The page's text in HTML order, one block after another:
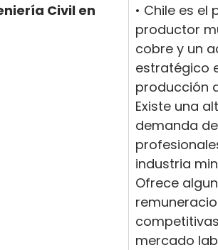
Civil en
• Chile es el
productor
cobre y un
estratégico
producción
Existe una
demanda de
industria
Ofrece
mercado